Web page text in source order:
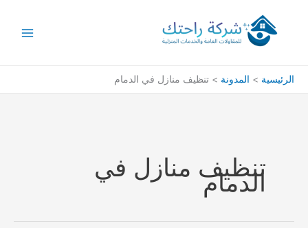
المحتوى
الرئيسية المدونة تنظيف منازل في الدمام
تنظيف منازل في
الدمام